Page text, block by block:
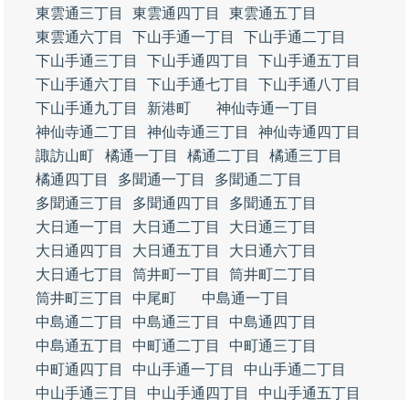
東雲通三丁目
東雲通四丁目
東雲通五丁目
東雲通六丁目
下山手通一丁目
下山手通二丁目
下山手通三丁目
下山手通四丁目
下山手通五丁目
下山手通六丁目
下山手通七丁目
下山手通八丁目
下山手通九丁目
新港町
神仙寺通一丁目
神仙寺通二丁目
神仙寺通三丁目
神仙寺通四丁目
諏訪山町
橘通一丁目 橘通二丁目
橘通三丁目
橘通四丁目
多聞通一丁目
多聞通二丁目
多聞通三丁目
多聞通四丁目
多聞通五丁目
大日通一丁目
大日通二丁目
大日通三丁目
大日通四丁目
大日通五丁目
大日通六丁目
大日通七丁目
筒井町一丁目
筒井町二丁目
筒井町三丁目
中尾町
中島通一丁目
中島通二丁目
中島通三丁目
中島通四丁目
中島通五丁目
中町通二丁目
中町通三丁目
中町通四丁目
中山手通一丁目
中山手通二丁目
中山手通三丁目
中山手通四丁目
中山手通五丁目